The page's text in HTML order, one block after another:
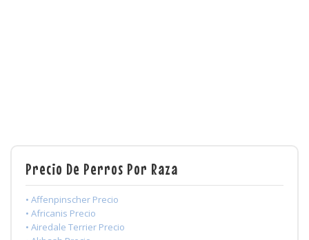
Precio De Perros Por Raza
• Affenpinscher Precio
• Africanis Precio
• Airedale Terrier Precio